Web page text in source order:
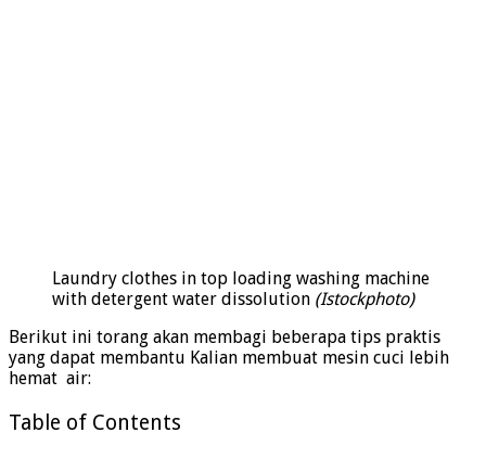
Laundry clothes in top loading washing machine
with detergent water dissolution (Istockphoto)
Berikut ini torang akan membagi beberapa tips praktis
yang dapat membantu Kalian membuat mesin cuci lebih
hemat air:
Table of Contents